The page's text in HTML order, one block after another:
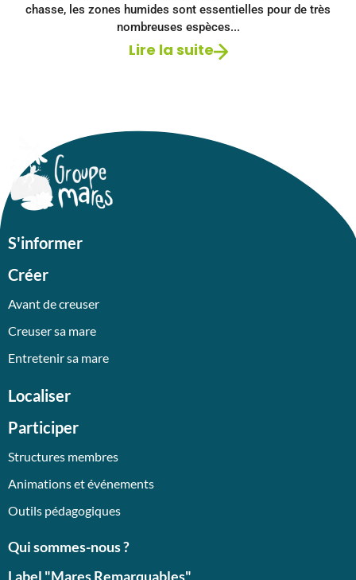
chasse, les zones humides sont essentielles pour de très
nombreuses espèces...
Lire la suite
S'informer
Créer
Avant de creuser
Creuser sa mare
Entretenir sa mare
Localiser
Participer
Structures membres
Animations et événements
Outils pédagogiques
Qui sommes-nous ?
Label "Mares Remarquables"